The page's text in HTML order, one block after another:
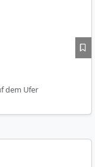
dem Ufer